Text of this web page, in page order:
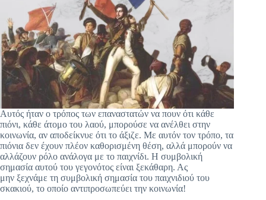
Αυτός ήταν ο τρόπος των επαναστατών να πουν ότι κάθε
πιόνι, κάθε άτομο του λαού, μπορούσε να ανέλθει στην
κοινωνία, αν αποδείκνυε ότι το άξιζε. Με αυτόν τον τρόπο, τα
πιόνια δεν έχουν πλέον καθορισμένη θέση, αλλά μπορούν να
αλλάζουν ρόλο ανάλογα με το παιχνίδι. Η συμβολική
σημασία αυτού του γεγονότος είναι ξεκάθαρη. Ας
μην ξεχνάμε τη συμβολική σημασία του παιχνιδιού του
σκακιού, το οποίο αντιπροσωπεύει την κοινωνία!